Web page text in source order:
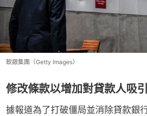
軟銀集團（Getty Images）
修改條款以增加對貸款人吸
據報道為了打破僵局並消除貸款銀